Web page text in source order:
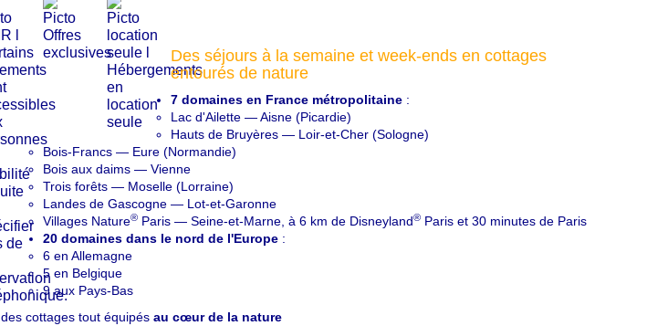
Des séjours à la semaine et week-ends en cottages
entourés de nature
7 domaines en France métropolitaine :
Lac d'Ailette — Aisne (Picardie)
Hauts de Bruyères — Loir-et-Cher (Sologne)
Bois-Francs — Eure (Normandie)
Bois aux daims — Vienne
Trois forêts — Moselle (Lorraine)
Landes de Gascogne — Lot-et-Garonne
Villages Nature® Paris — Seine-et-Marne, à 6 km de Disneyland® Paris et 30 minutes de Paris
20 domaines dans le nord de l'Europe :
6 en Allemagne
5 en Belgique
9 aux Pays-Bas
des cottages tout équipésau cœur de la nature